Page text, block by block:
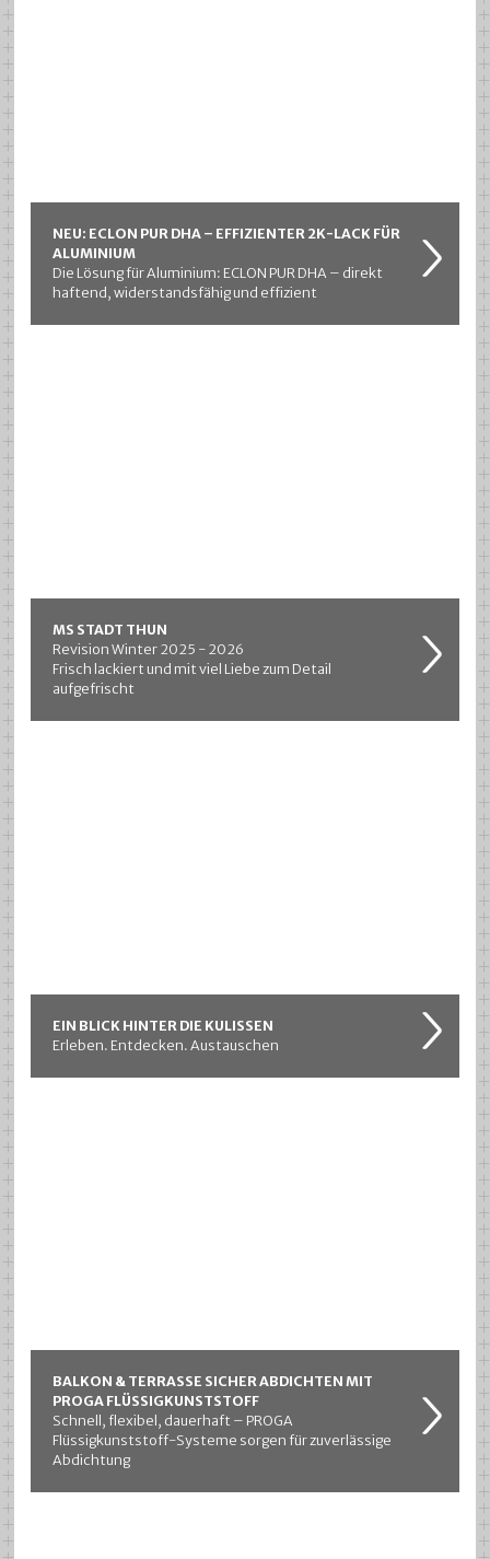
NEU: ECLON PUR DHA – EFFIZIENTER 2K-LACK FÜR
ALUMINIUM
Die Lösung für Aluminium: ECLON PUR DHA – direkt
haftend, widerstandsfähig und effizient
MS STADT THUN
Revision Winter 2025 - 2026
Frisch lackiert und mit viel Liebe zum Detail
aufgefrischt
EIN BLICK HINTER DIE KULISSEN
Erleben. Entdecken. Austauschen
BALKON & TERRASSE SICHER ABDICHTEN MIT
PROGA FLÜSSIGKUNSTSTOFF
Schnell, flexibel, dauerhaft – PROGA
Flüssigkunststoff-Systeme sorgen für zuverlässige
Abdichtung